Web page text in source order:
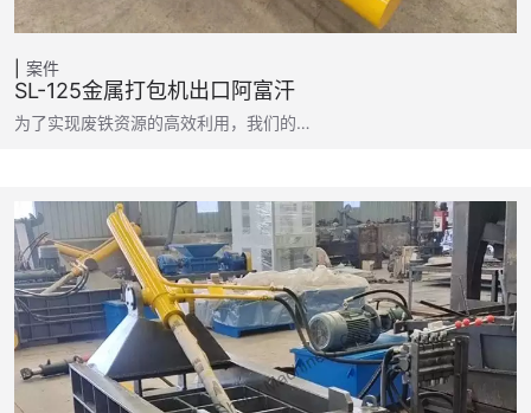
案件
SL-125金属打包机出口阿富汗
为了实现废铁资源的高效利用，我们的…